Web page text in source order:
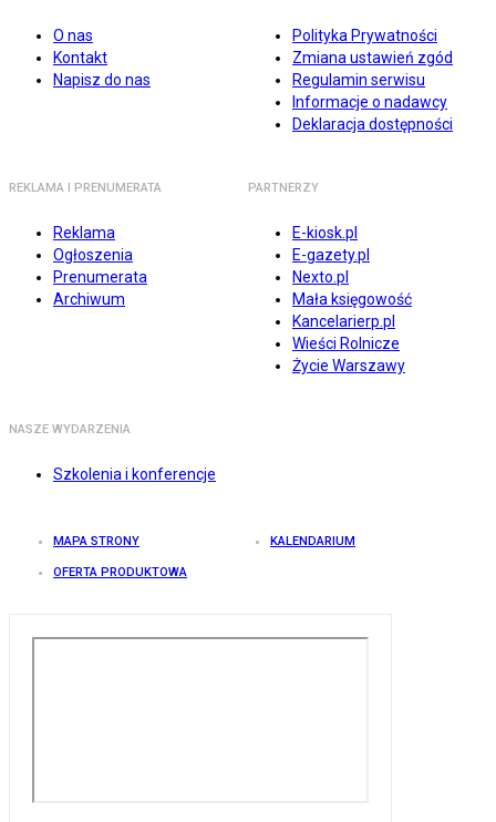
O nas
Kontakt
Napisz do nas
Polityka Prywatności
Zmiana ustawień zgód
Regulamin serwisu
Informacje o nadawcy
Deklaracja dostępności
REKLAMA I PRENUMERATA
Reklama
Ogłoszenia
Prenumerata
Archiwum
PARTNERZY
E-kiosk.pl
E-gazety.pl
Nexto.pl
Mała księgowość
Kancelarierp.pl
Wieści Rolnicze
Życie Warszawy
NASZE WYDARZENIA
Szkolenia i konferencje
MAPA STRONY KALENDARIUM
OFERTA PRODUKTOWA